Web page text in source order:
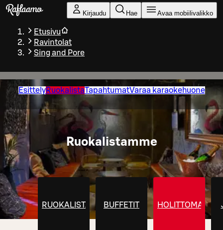
Siirry pääsisältöön
Kirjaudu Hae Avaa mobiilivalikko
Etusivu
Ravintolat
Sing and Pore
EsittelyRuokalistaTapahtumatVaraa karaokehuone
Ruokalistamme
RUOKALISTA BUFFETIT HOLITTOMAT